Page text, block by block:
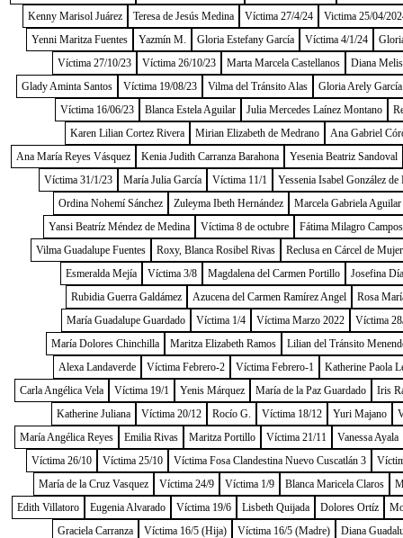
Kenny Marisol Juárez
Teresa de Jesús Medina Víctima 27/4/24
Victima 25/04/
Yenni Maritza Fuentes
Yazmín M. Gloria Estefany García Víctima 4/1/24
Víctima 27/10/23
Víctima 26/10/23 Marta Marcela Castellanos
Diana
Glady Aminta Santos
Víctima 19/08/23 Vilma del Tránsito Alas
Gloria Arely García
Víctima 16/06/23
Blanca Estela Aguilar Julia Mercedes Laínez Montano
Karen Lilian Cortez Rivera
Mirian Elizabeth de Medrano
Ana Gabriel
Ana María Reyes Vásquez
Kenia Judith Carranza Barahona
Yesenia Beatriz Sandoval
Víctima 31/1/23
María Julia García Víctima 11/1
Yessenia Isabel González
Ordina Nohemí Sánchez
Zuleyma Ibeth Hernández
Marcela Gabriela Aguilar
Yansi Beatríz Méndez de Medina
Víctima 8 de octubre
Fátima Milagro Campos
Vilma Guadalupe Fuentes
Roxy, Blanca Rosibel Rivas
Reclusa en Cárcel de
Esmeralda Mejía
Víctima 3/8 Magdalena del Carmen Portillo
Josefina
Rubidia Guerra Galdámez
Azucena del Carmen Ramírez Angel
Rosa
María Guadalupe Guardado
Víctima 1/4 Víctima Marzo 2022
Víctima
María Dolores Chinchilla
Maritza Elizabeth Ramos
Lilian del Tránsito
Alexa Landaverde
Víctima Febrero-2 Víctima Febrero-1
Katherine Paola
Carla Angélica Vela
Víctima 19/1 Yenis Márquez María de la Paz Guardado
Iris
Katherine Juliana
Víctima 20/12 Rocío G. Víctima 18/12 Yuri Majano
María Angélica Reyes
Emilia Rivas Maritza Portillo Víctima 21/11
Vanessa Ayala
Víctima 26/10
Víctima 25/10 Víctima Fosa Clandestina Nuevo Cuscatlán 3
María de la Cruz Vasquez
Víctima 24/9 Víctima 1/9 Blanca Maricela Claros
Edith Villatoro
Eugenia Alvarado Víctima 19/6 Lisbeth Quijada Dolores Ortíz
Graciela Carranza
Víctima 16/5 (Hija) Víctima 16/5 (Madre)
Diana